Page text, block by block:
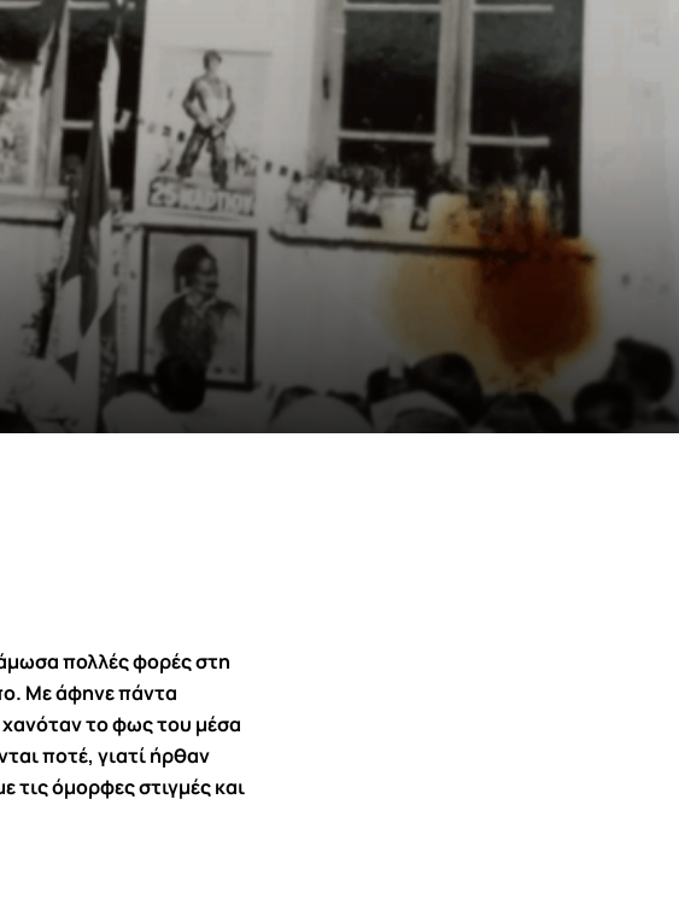
πολλές φορές στη
Με άφηνε πάντα
χανόταν το φως του μέσα
ποτέ, γιατί ήρθαν
τις όμορφες στιγμές και